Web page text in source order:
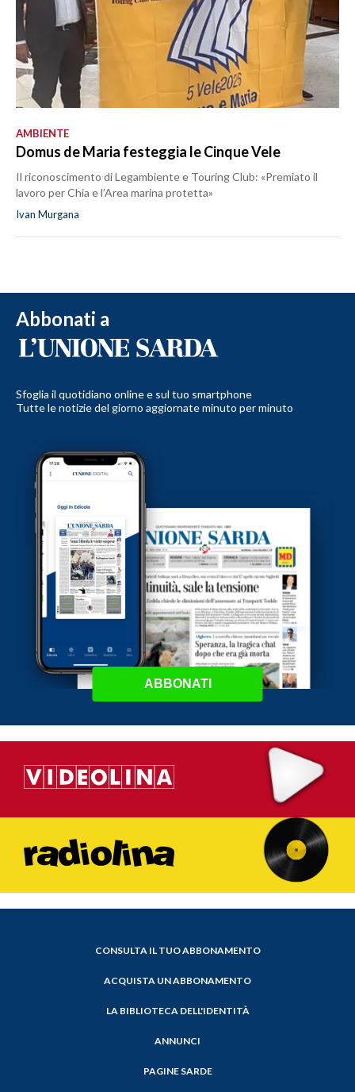
AMBIENTE
Domus de Maria festeggia le Cinque Vele
Il riconoscimento di Legambiente e Touring Club: «Premiato il
lavoro per Chia e l’Area marina protetta»
Ivan Murgana
Abbonati a
Sfoglia il quotidiano online e sul tuo smartphone
Tutte le notizie del giorno aggiornate minuto per minuto
ABBONATI
CONSULTA IL TUO ABBONAMENTO
ACQUISTA UN ABBONAMENTO
LA BIBLIOTECA DELL'IDENTITÀ
ANNUNCI
PAGINE SARDE